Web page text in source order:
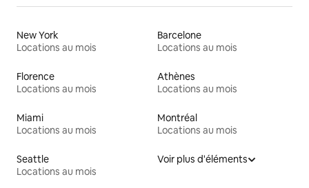
New York
Locations au mois
Barcelone
Locations au mois
Florence
Locations au mois
Athènes
Locations au mois
Miami
Locations au mois
Montréal
Locations au mois
Seattle
Locations au mois
Voir plus d'éléments